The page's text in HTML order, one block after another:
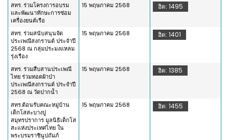
สทร. ร่วมโครงการอบรม
และพัฒนาทักษะการซ่อม
เครื่องยนต์เรือ
15 พฤษภาคม 2568 ฮิต: 1495
สทร. ร่วมสนับสนุนจัด
ประเพณีสงกรานต์ ประจำปี
2568 ณ กลุ่มประมงแหลม
รุ่งเรือง
15 พฤษภาคม 2568 ฮิต: 1401
สทร. ร่วมสืบสานประเพณี
ไทย ร่วมทอดผ้าป่า
ประเพณีสงกรานต์ ประจำปี
2568 ณ วัดปากน้ำ
15 พฤษภาคม 2568 ฮิต: 1385
สทร.ต้อนรับคณะหมู่บ้าน
เด็กโสสะบางปู
สมุทรปราการ มูลนิธิเด็กโส
สะแห่งประเทศไทย ใน
พระบรมราชินูปถัมภ์
15 พฤษภาคม 2568 ฮิต: 1455